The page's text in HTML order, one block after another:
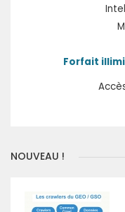
Forfait
NOUVEAU !